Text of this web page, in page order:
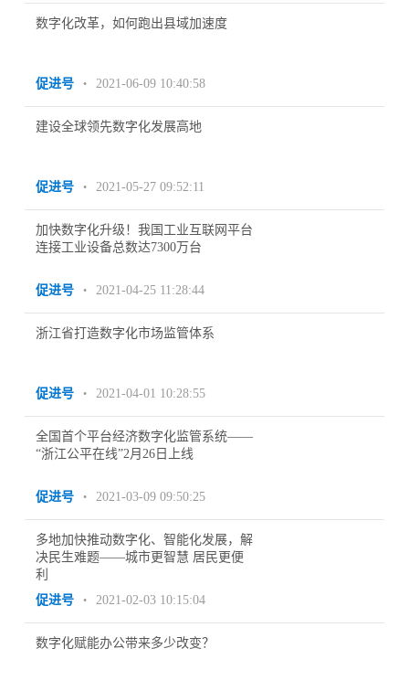
数字化改革，如何跑出县域加速度
促进号 • 2021-06-09 10:40:58
建设全球领先数字化发展高地
促进号 • 2021-05-27 09:52:11
加快数字化升级！我国工业互联网平台
连接工业设备总数达7300万台
促进号 • 2021-04-25 11:28:44
浙江省打造数字化市场监管体系
促进号 • 2021-04-01 10:28:55
全国首个平台经济数字化监管系统——
“浙江公平在线”2月26日上线
促进号 • 2021-03-09 09:50:25
多地加快推动数字化、智能化发展，解
决民生难题——城市更智慧 居民更便
利
促进号
• 2021-02-03 10:15:04
数字化赋能办公带来多少改变？